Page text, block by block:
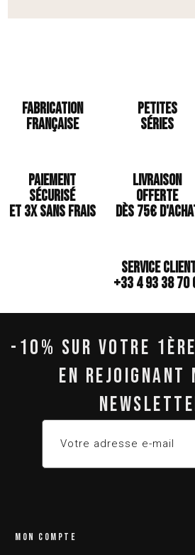
Fabrication
Française
Petites
séries
Paiement
sécurisé
et 3x sans frais
Livraison
offerte
Dès 75€
Service
+33 4 93 38 70
-10% SUR VOTRE
EN REJOIGNANT
MON COMPTE